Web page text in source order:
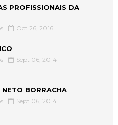
PROFISSIONAIS DA
Oct 26, 2016
Sept 06, 2014
BORRACHA
Sept 06, 2014